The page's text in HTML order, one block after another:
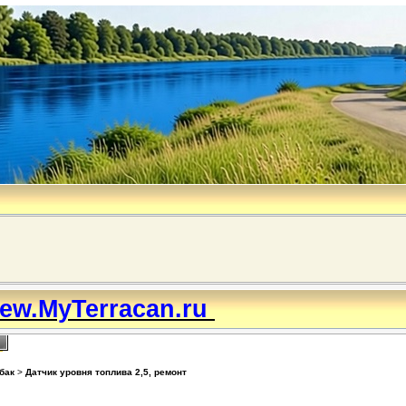
> Датчик уровня топлива 2,5, ремонт